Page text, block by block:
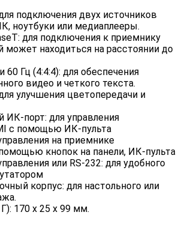
подключения двух источников
ноутбуки или медиаплееры.
для подключения к приемнику
может находиться на расстоянии до
60 Гц (4:4:4): для обеспечения
видео и четкого текста.
улучшения цветопередачи и
ИК-порт: для управления
с помощью ИК-пульта
на приемнике
кнопок на панели, ИК-пульта
или RS-232: для удобного
корпус: для настольного или
170 х 25 х 99 мм.